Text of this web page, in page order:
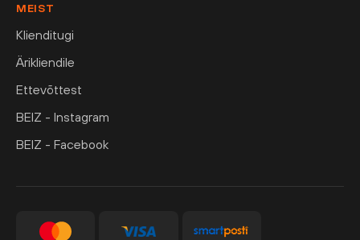
MEIST
Klienditugi
Ärikliendile
Ettevõttest
BEIZ - Instagram
BEIZ - Facebook